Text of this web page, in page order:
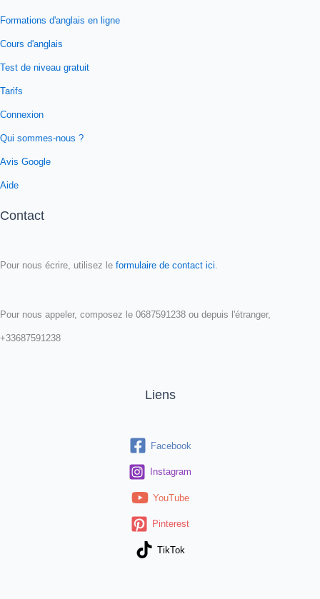
Formations d'anglais en ligne
Cours d'anglais
Test de niveau gratuit
Tarifs
Connexion
Qui sommes-nous ?
Avis Google
Aide
Contact
Pour nous écrire, utilisez le formulaire de contact ici.
Pour nous appeler, composez le 0687591238 ou depuis l'étranger,
+33687591238
Liens
Facebook
Instagram
YouTube
Pinterest
TikTok